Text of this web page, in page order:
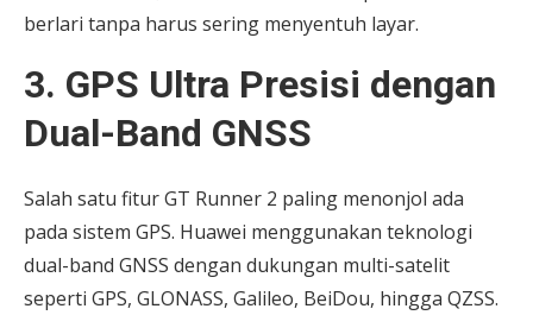
berlari tanpa harus sering menyentuh layar.
3. GPS Ultra Presisi dengan
Dual-Band GNSS
Salah satu fitur GT Runner 2 paling menonjol ada
pada sistem GPS. Huawei menggunakan teknologi
dual-band GNSS dengan dukungan multi-satelit
seperti GPS, GLONASS, Galileo, BeiDou, hingga QZSS.